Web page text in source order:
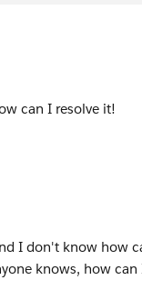
can I resolve it!